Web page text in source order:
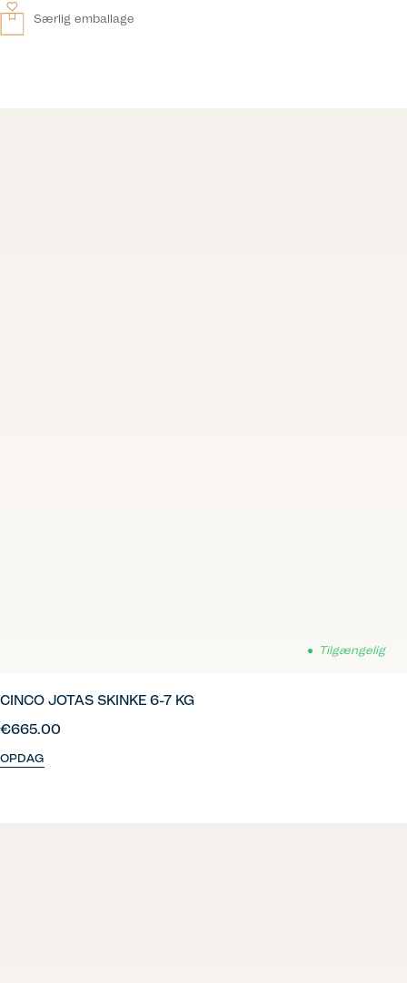
Særlig emballage
Tilgængelig
CINCO JOTAS SKINKE 6-7 KG
€665.00
OPDAG